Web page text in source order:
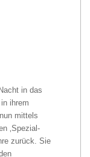
in das
ihrem
mittels
‚Spezial-
zurück. Sie